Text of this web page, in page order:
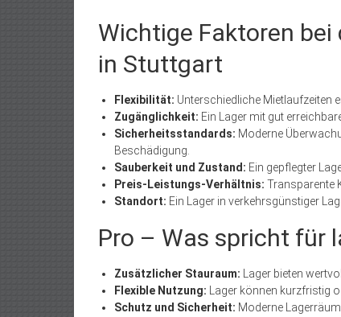
Wichtige Faktoren
in Stuttgart
Flexibilität: Unterschiedliche Mietlaufzeiten
Zugänglichkeit: Ein Lager mit gut
Sicherheitsstandards: Moderne
Beschädigung.
Sauberkeit und Zustand: Ein gepflegter
Preis-Leistungs-Verhältnis: Transparente
Standort: Ein Lager in verkehrsgünstiger
Pro – Was spricht für
Zusätzlicher Stauraum: Lager bieten
Flexible Nutzung: Lager können kurzfristig
Schutz und Sicherheit: Moderne